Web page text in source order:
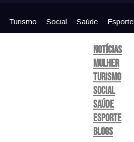
Turismo Social Saúde Esporte
Notícias
Mulher
Turismo
Social
Saúde
Esporte
Blogs